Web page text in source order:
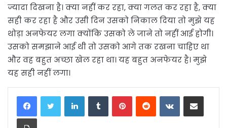
ज्यादा दिखना है। क्या नहीं कर रहा, क्या गलत कर रहा है, क्या
सही कर रहा है और उसी दिन उसको निकाल दिया तो मुझे यह
थोड़ा अनफेयर लगा क्योंकि उसको ले जाने तो नहीं आई होगी।
उसको समझाने आई थी तो उसको आगे तक रखना चाहिए था
और वह बहुत अच्छा खेल रहा था। यह बहुत अनफेयर है। मुझे
यह सही नहीं लगा।
LinkedInTumblrPinterestReddit VKontakteShare via Email
Print